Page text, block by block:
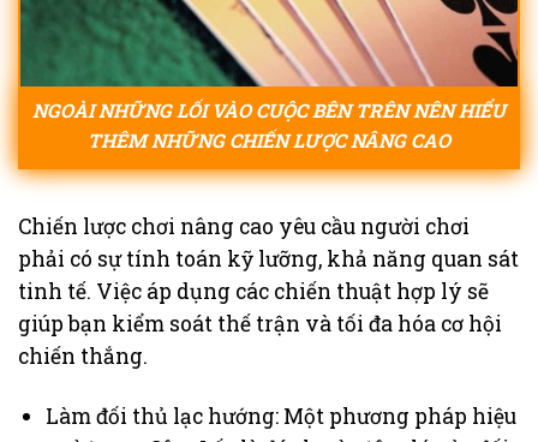
NGOÀI NHỮNG LỐI VÀO CUỘC BÊN TRÊN NÊN HIỂU
THÊM NHỮNG CHIẾN LƯỢC NÂNG CAO
Chiến lược chơi nâng cao yêu cầu người chơi
phải có sự tính toán kỹ lưỡng, khả năng quan sát
tinh tế. Việc áp dụng các chiến thuật hợp lý sẽ
giúp bạn kiểm soát thế trận và tối đa hóa cơ hội
chiến thắng.
Làm đối thủ lạc hướng: Một phương pháp hiệu